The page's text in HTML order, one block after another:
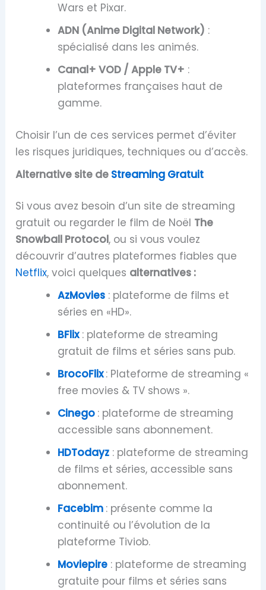
Wars et Pixar.
ADN (Anime Digital Network) :
spécialisé dans les animés.
Canal+ VOD / Apple TV+ :
plateformes françaises haut de
gamme.
Choisir l’un de ces services permet d’éviter
les risques juridiques, techniques ou d’accès.
Alternative site de Streaming Gratuit
Si vous avez besoin d’un site de streaming
gratuit ou regarder le film de Noël The
Snowball Protocol, ou si vous voulez
découvrir d’autres plateformes fiables que
Netflix, voici quelques alternatives :
AzMovies : plateforme de films et
séries en «HD».
BFlix : plateforme de streaming
gratuit de films et séries sans pub.
BrocoFlix : Plateforme de streaming «
free movies & TV shows ».
Cinego : plateforme de streaming
accessible sans abonnement.
HDTodayz : plateforme de streaming
de films et séries, accessible sans
abonnement.
Facebim : présente comme la
continuité ou l’évolution de la
plateforme Tiviob.
Moviepire : plateforme de streaming
gratuite pour films et séries sans